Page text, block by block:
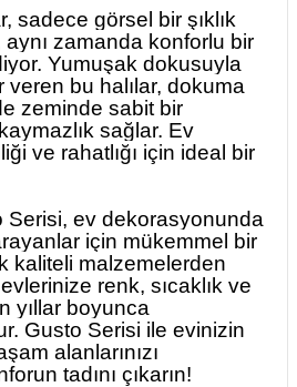
sadece görsel bir şıklık
zamanda konforlu bir
Yumuşak dokusuyla
veren bu halılar, dokuma
zeminde sabit bir
sağlar. Ev
ve rahatlığı için ideal bir
Serisi, ev dekorasyonunda
için mükemmel bir
kaliteli malzemelerden
renk, sıcaklık ve
yıllar boyunca
Gusto Serisi ile evinizin
alanlarınızı
tadını çıkarın!